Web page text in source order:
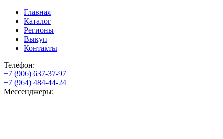
Главная
Каталог
Регионы
Выкуп
Контакты
Телефон:
+7 (906) 637-37-97
+7 (964) 484-44-24
Мессенджеры: